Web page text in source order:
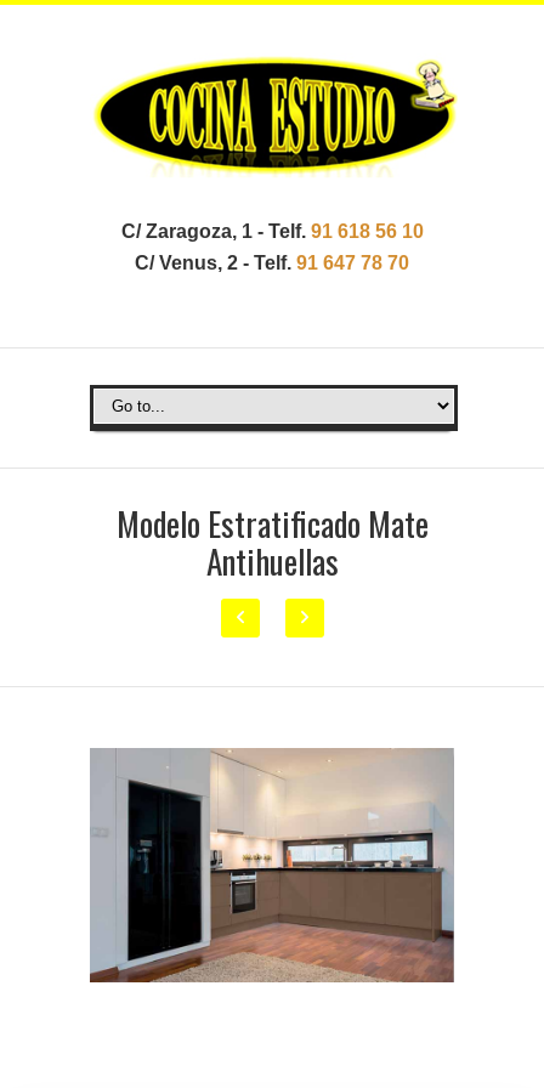
C/ Zaragoza, 1 - Telf. 91 618 56 10
C/ Venus, 2 - Telf. 91 647 78 70
Modelo Estratificado Mate
Antihuellas